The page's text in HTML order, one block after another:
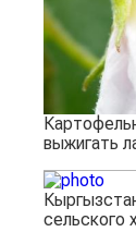
выжигать
сельского